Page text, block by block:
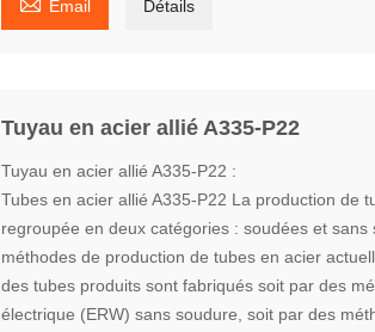
Email Détails
Tuyau en acier allié A335-P22
Tuyau en acier allié A335-P22 :
Tubes en acier allié A335-P22 La production de
regroupée en deux catégories : soudées et
méthodes de production de tubes en acier
des tubes produits sont fabriqués soit par des
électrique (ERW) sans soudure, soit par des